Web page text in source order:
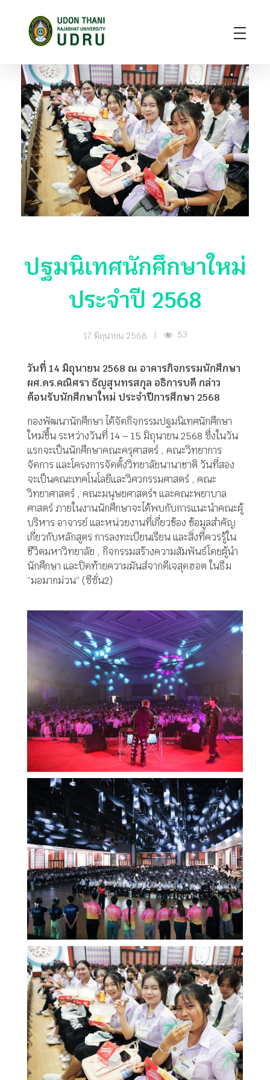
ปฐมนิเทศนักศึกษาใหม่
ประจำปี 2568
17 มิถุนายน 2568 | 53
วันที่ 14 มิถุนายน 2568 ณ อาคารกิจกรรมนักศึกษา
ผศ.ดร.คณิศรา ธัญสุนทรสกุล อธิการบดี กล่าว
ต้อนรับนักศึกษาใหม่ ประจำปีการศึกษา 2568
กองพัฒนานักศึกษา ได้จัดกิจกรรมปฐมนิเทศนักศึกษา
ใหม่ขึ้น ระหว่างวันที่ 14 – 15 มิถุนายน 2568 ซึ่งในวัน
แรกจะเป็นนักศึกษาคณะครุศาสตร์ , คณะวิทยาการ
จัดการ และโครงการจัดตั้งวิทยาลัยนานาชาติ วันที่สอง
จะเป็นคณะเทคโนโลยีและวิศวกรรมศาสตร์ , คณะ
วิทยาศาสตร์ , คณะมนุษยศาสตร์ฯ และคณะพยาบาล
ศาสตร์ ภายในงานนักศึกษาจะได้พบกับการแนะนำคณะผู้
บริหาร อาจารย์ และหน่วยงานที่เกี่ยวข้อง ข้อมูลสำคัญ
เกี่ยวกับหลักสูตร การลงทะเบียนเรียน และสิ่งที่ควรรู้ใน
ชีวิตมหาวิทยาลัย , กิจกรรมสร้างความสัมพันธ์โดยผู้นำ
นักศึกษา และปิดท้ายความมันส์จากดีเจสุดฮอต ในธีม
“มอมากม่วน” (ซีซั่น2)